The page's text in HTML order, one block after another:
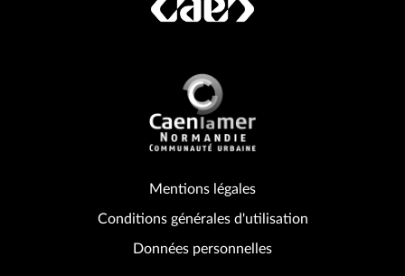
Mentions légales
Conditions générales d'utilisation
Données personnelles